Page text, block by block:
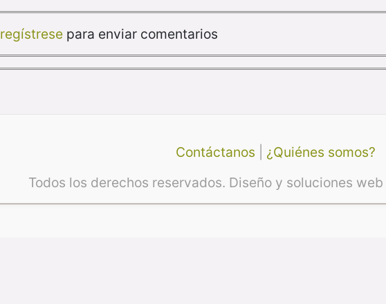
regístresepara enviar comentarios
Contáctanos
¿Quiénes somos?
Todos los derechos reservados. Diseño y soluciones web